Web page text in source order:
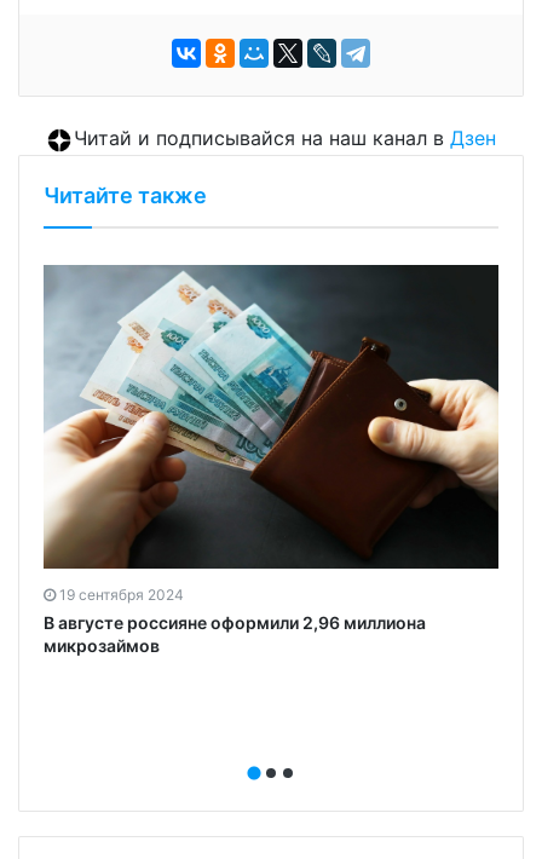
Читай и подписывайся на наш канал в Дзен
Читайте также
19 сентября 2024
В августе россияне оформили 2,96 миллиона
микрозаймов